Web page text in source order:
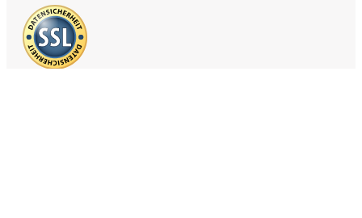
inkl. MwSt